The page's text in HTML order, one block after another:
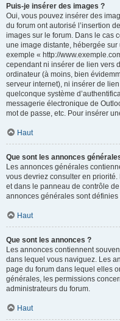
Puis-je insérer des images ?
Oui, vous pouvez insérer des
du forum ont autorisé l’insertion
images sur le forum. Dans le cas
une image distante, hébergée
exemple « http://
cependant ni insérer de lien vers
ordinateur (à moins, bien
serveur internet), ni insérer de
quelconque système
messagerie électronique de
mot de passe, etc. Pour insérer
Haut
Que sont les annonces
Les annonces générales
vous devriez consulter en
et dans le panneau de contrôle
annonces générales sont
Haut
Que sont les annonces ?
Les annonces contiennent
dans lequel vous naviguez. Les
page du forum dans lequel elles
générales, les permissions
administrateurs du forum.
Haut